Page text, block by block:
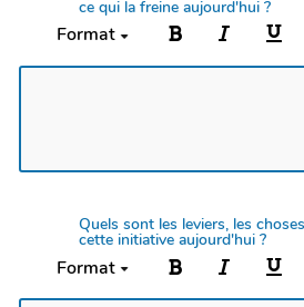
ce qui la freine aujourd'hui ?
Format
Quels sont les leviers, les
cette initiative aujourd'hui ?
Format